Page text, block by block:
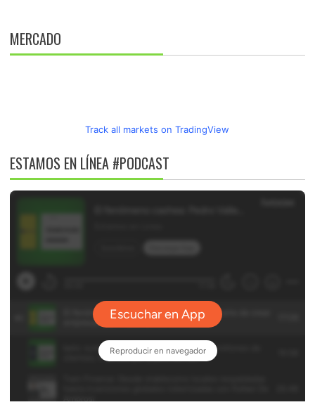
MERCADO
Track all markets on TradingView
ESTAMOS EN LÍNEA #PODCAST